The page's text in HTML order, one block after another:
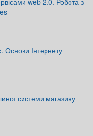
web 2.0. Робота з
Основи Інтернету
системи магазину